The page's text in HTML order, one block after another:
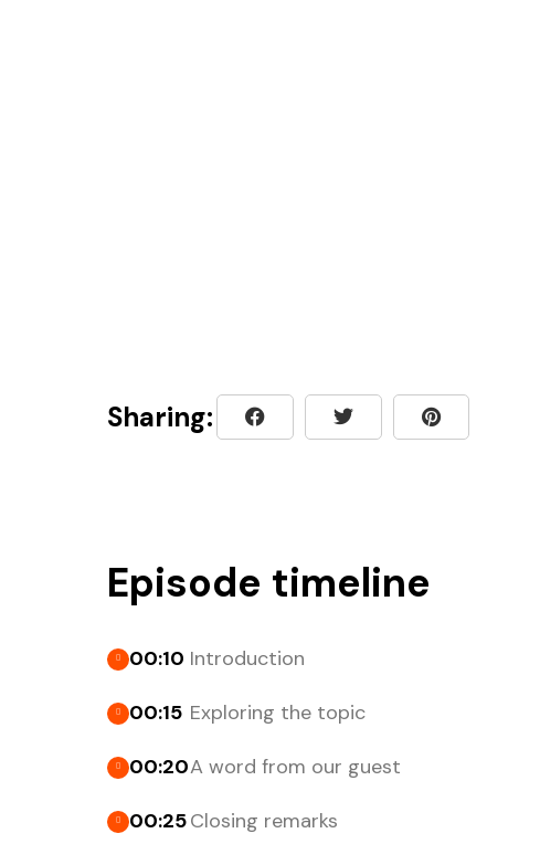
Sharing:
Episode timeline
00:10 Introduction
00:15 Exploring the topic
00:20A word from our guest
00:25Closing remarks